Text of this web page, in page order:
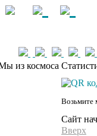
из космоса
Возьмите
Сайт
Вверх